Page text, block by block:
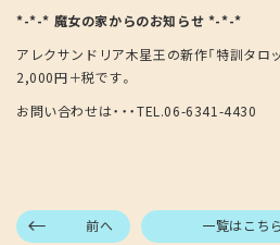
*-*-* 魔女の家からのお知らせ *-*-*
アレクサンドリア木星王の新作「特訓タロ
2,000円＋税です。
お問い合わせは・・・TEL.06-6341-4430
前へ 一覧はこちら